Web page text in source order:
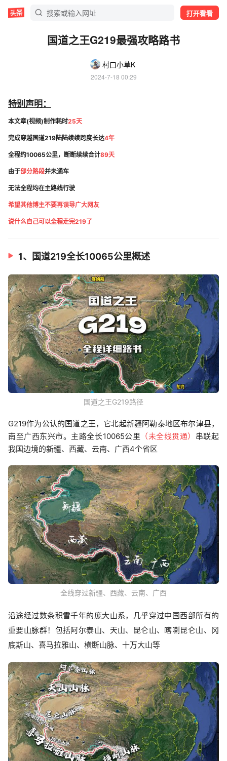
打开看看
国道之王G219最强攻略路书
村口小草K
2024-7-18 00:29
特别声明：
本文章(视频)制作耗时25天
完成穿越国道219陆陆续续跨度长达4年
全程约10065公里，断断续续合计89天
由于部分路段并未通车
无法全程均在主路线行驶
希望其他博主不要再误导广大网友
说什么自己可以全程走完219了
1、国道219全长10065公里概述
国道之王G219路径
G219作为公认的国道之王，它北起新疆阿勒泰地区布尔津县，
南至广西东兴市。主路全长10065公里 （未全线贯通） 串联起
我国边境的新疆、西藏、云南、广西4个省区
全线穿过新疆、西藏、云南、广西
沿途经过数条积雪千年的庞大山系，几乎穿过中国西部所有的
重要山脉群！包括阿尔泰山、天山、昆仑山、喀喇昆仑山、冈
底斯山、喜马拉雅山、横断山脉、十万大山等